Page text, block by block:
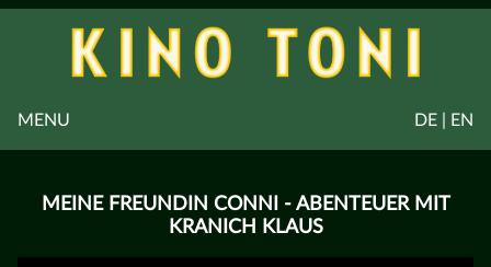
DE | EN
MENU
MEINE FREUNDIN CONNI - ABENTEUER MIT
KRANICH KLAUS